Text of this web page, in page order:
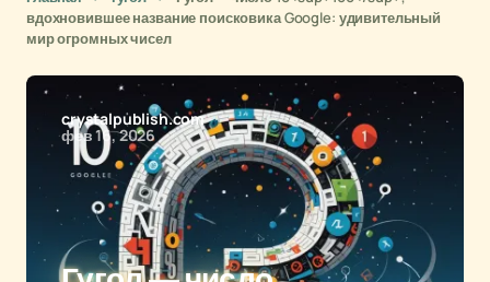
вдохновившее название поисковика Google: удивительный
мир огромных чисел
crystalpublish.com
фев 16, 2026